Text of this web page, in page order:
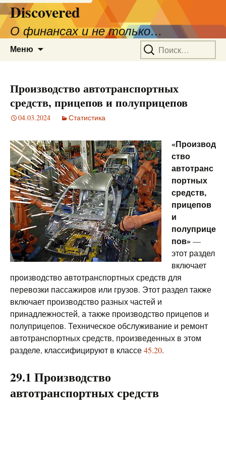
Discovered
О финансах и не только…
Меню Найти:
Производство автотранспортных
средств, прицепов и полуприцепов
04.03.2024 Статистика
«Производ
ство
автотранс
портных
средств,
прицепов
и
полуприце
пов»—
этот раздел
включает
производство автотранспортных средств для
перевозки пассажиров или грузов. Этот раздел также
включает производство разных частей и
принадлежностей, а также производство прицепов и
полуприцепов. Техническое обслуживание и ремонт
автотранспортных средств, произведенных в этом
разделе, классифицируют в классе45.20.
29.1 Производство
автотранспортных средств